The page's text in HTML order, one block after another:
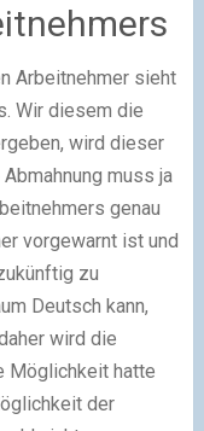
Arbeitnehmer sieht
Wir diesem die
wird dieser
muss ja
genau
vorgewarnt ist und
zu
Deutsch kann,
wird die
Möglichkeit hatte
der